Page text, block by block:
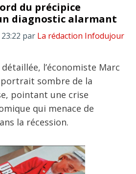
du précipice
diagnostic alarmant
par La rédaction Infodujour
l’économiste Marc
sombre de la
pointant une crise
qui menace de
la récession.